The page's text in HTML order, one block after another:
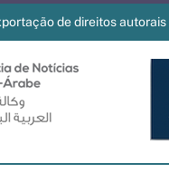
de direitos autorais